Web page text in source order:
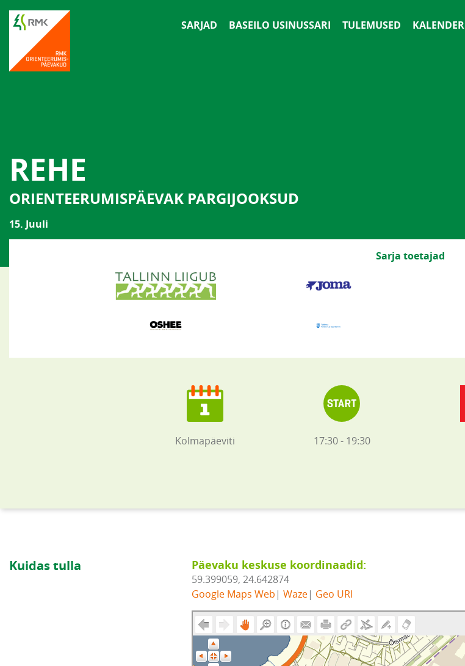
SARJAD BASEILO USINUSSARI TULEMUSED KALENDER
REHE
ORIENTEERUMISPÄEVAK PARGIJOOKSUD
15. Juuli
Sarja toetajad
Kolmapäeviti 17:30 - 19:30
Kuidas tulla Päevaku keskuse koordinaadid:
59.399059, 24.642874
Google Maps Web | Waze| Geo URI